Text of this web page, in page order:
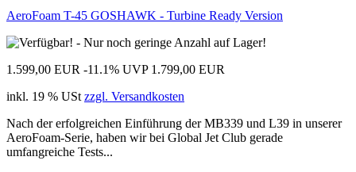
AeroFoam T-45 GOSHAWK - Turbine Ready Version
1.599,00 EUR -11.1% UVP 1.799,00 EUR
inkl. 19 % USt zzgl. Versandkosten
Nach der erfolgreichen Einführung der MB339 und L39 in unserer
AeroFoam-Serie, haben wir bei Global Jet Club gerade
umfangreiche Tests...